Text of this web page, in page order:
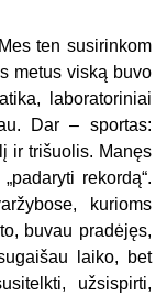
ten susirinkom
metus viską buvo
laboratoriniai
Dar – sportas:
ir trišuolis. Manęs
rekordą“.
kurioms
buvau pradėjęs,
laiko, bet
užsispirti,